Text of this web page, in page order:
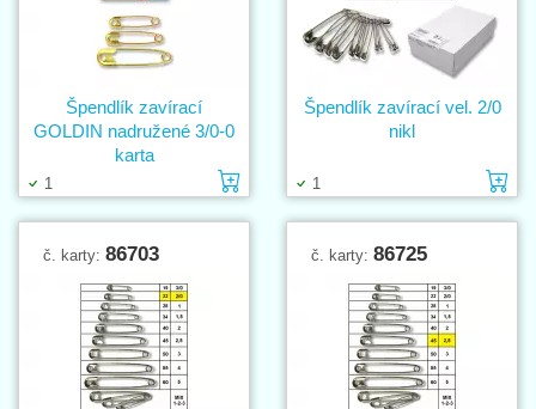
1 Vložit do košíku
Špendlík zavírací
GOLDIN nadružené 3/0-0
karta
1
Špendlík zavírací vel. 2/0
nikl
č. karty: 86703 č. karty: 86725